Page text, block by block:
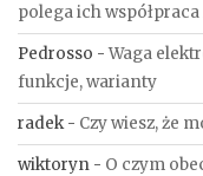
polega ich współpraca
Pedrosso -Waga
funkcje, warianty
radek- Czy wiesz, że
wiktoryn - O czym